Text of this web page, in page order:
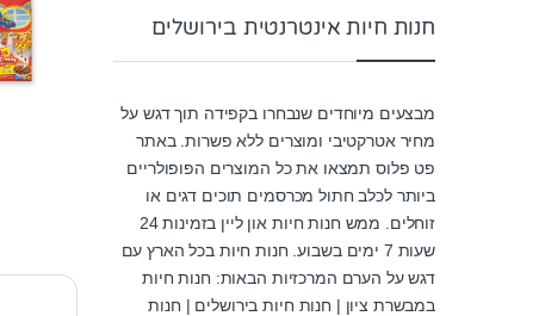
חנות חיות אינטרנטית בירושלים
מבצעים מיוחדים שנבחרו בקפידה תוך דגש על
מחיר אטרקטיבי ומוצרים ללא פשרות. באתר
פט פלוס תמצאו את כל המוצרים הפופולריים
ביותר לכלב חתול מכרסמים תוכים דגים או
זוחלים. ממש חנות חיות און ליין בזמינות 24
שעות 7 ימים בשבוע. חנות חיות בכל הארץ עם
דגש על הערם המרכזיות הבאות: חנות חיות
במבשרת ציון | חנות חיות בירושלים | חנות